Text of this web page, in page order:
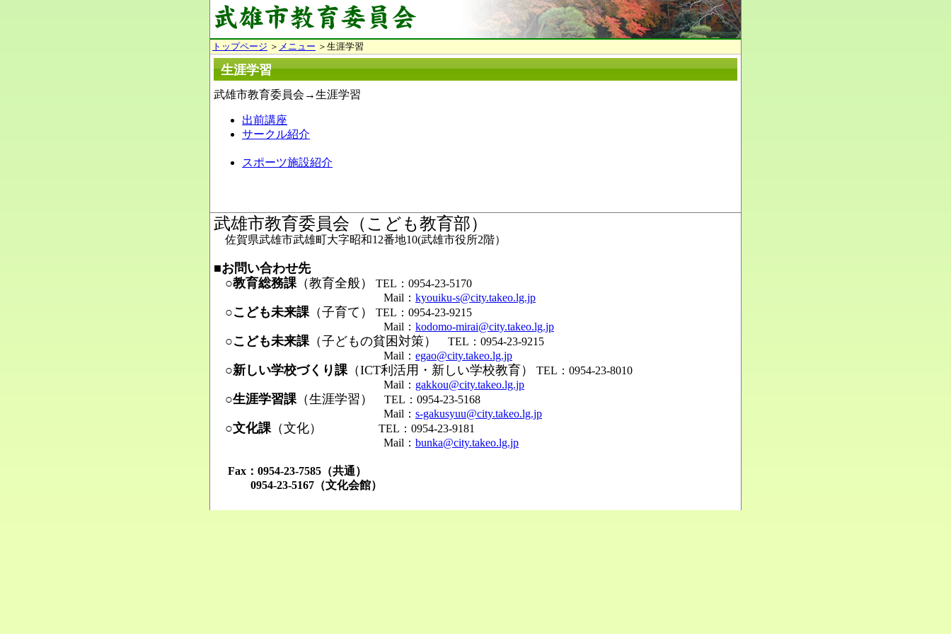
トップページ ＞ メニュー ＞生涯学習
生涯学習
武雄市教育委員会→生涯学習
出前講座
サークル紹介
スポーツ施設紹介
武雄市教育委員会（こども教育部）
佐賀県武雄市武雄町大字昭和12番地10(武雄市役所2階）
■お問い合わせ先
○教育総務課（教育全般）
TEL：0954-23-5170
Mail： kyouiku-s@city.takeo.lg.jp
○こども未来課（子育て）
TEL：0954-23-9215
Mail： kodomo-mirai@city.takeo.lg.jp
○こども未来課（子どもの貧困対策）
TEL：0954-23-9215
Mail： egao@city.takeo.lg.jp
○新しい学校づくり課（ICT利活用・新しい学校教育）
TEL：0954-23-8010
Mail： gakkou@city.takeo.lg.jp
○生涯学習課（生涯学習）
TEL：0954-23-5168
Mail： s-gakusyuu@city.takeo.lg.jp
○文化課（文化）
TEL：0954-23-9181
Mail： bunka@city.takeo.lg.jp
Fax：0954-23-7585（共通）
0954-23-5167（文化会館）